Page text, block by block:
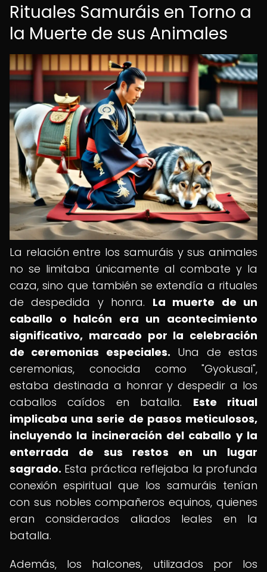
Rituales Samuráis en Torno a
la Muerte de sus Animales
La relación entre los samuráis y sus animales
no se limitaba únicamente al combate y la
caza, sino que también se extendía a rituales
de despedida y honra. La muerte de un
caballo o halcón era un acontecimiento
significativo, marcado por la celebración
de ceremonias especiales. Una de estas
ceremonias, conocida como "Gyokusai",
estaba destinada a honrar y despedir a los
caballos caídos en batalla. Este ritual
implicaba una serie de pasos meticulosos,
incluyendo la incineración del caballo y la
enterrada de sus restos en un lugar
sagrado. Esta práctica reflejaba la profunda
conexión espiritual que los samuráis tenían
con sus nobles compañeros equinos, quienes
eran considerados aliados leales en la
batalla.
Además, los halcones, utilizados por los